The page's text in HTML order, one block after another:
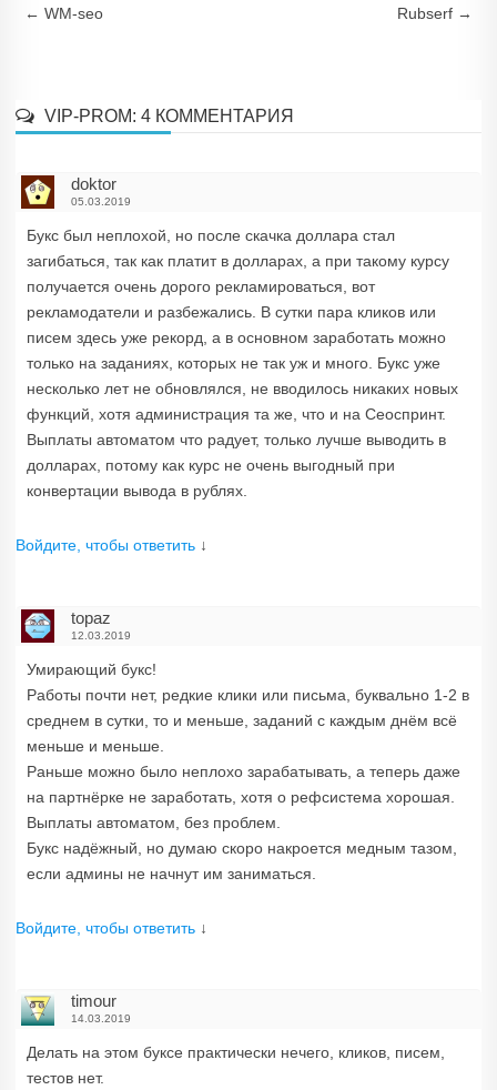
Навигация по записям
← WM-seo Rubserf →
VIP-PROM: 4 КОММЕНТАРИЯ
doktor
05.03.2019
Букс был неплохой, но после скачка доллара стал
загибаться, так как платит в долларах, а при такому курсу
получается очень дорого рекламироваться, вот
рекламодатели и разбежались. В сутки пара кликов или
писем здесь уже рекорд, а в основном заработать можно
только на заданиях, которых не так уж и много. Букс уже
несколько лет не обновлялся, не вводилось никаких новых
функций, хотя администрация та же, что и на Сеоспринт.
Выплаты автоматом что радует, только лучше выводить в
долларах, потому как курс не очень выгодный при
конвертации вывода в рублях.
Войдите, чтобы ответить ↓
topaz
12.03.2019
Умирающий букс!
Работы почти нет, редкие клики или письма, буквально 1-2 в
среднем в сутки, то и меньше, заданий с каждым днём всё
меньше и меньше.
Раньше можно было неплохо зарабатывать, а теперь даже
на партнёрке не заработать, хотя о рефсистема хорошая.
Выплаты автоматом, без проблем.
Букс надёжный, но думаю скоро накроется медным тазом,
если админы не начнут им заниматься.
Войдите, чтобы ответить ↓
timour
14.03.2019
Делать на этом буксе практически нечего, кликов, писем,
тестов нет.